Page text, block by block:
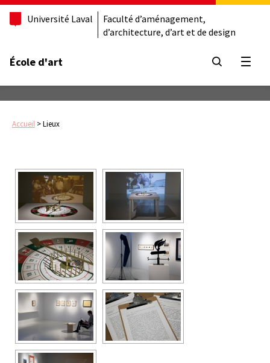
Université Laval
Faculté d’aménagement,
d’architecture, d’art et de design
École d'art
Accueil >Lieux